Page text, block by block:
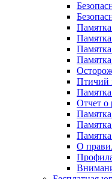
Птичий
Отчет о
О